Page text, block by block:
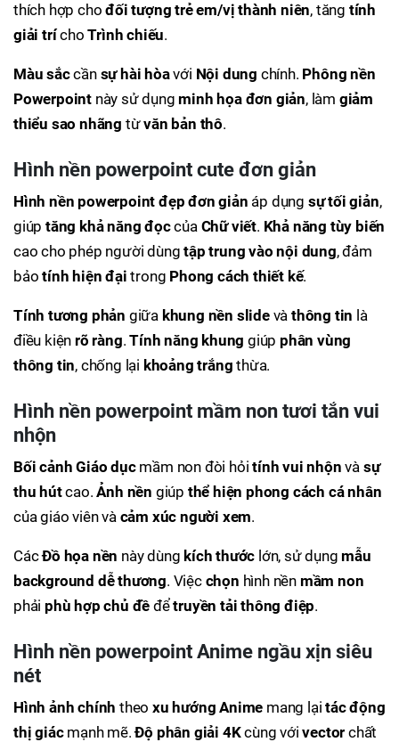
thích hợp chođối tượng trẻ em/vị thành niên, tăng tính
giải tríchoTrình chiếu.
Màu sắccần sự hài hòavới Nội dung chính. Phông nền
Powerpoint này sử dụng minh họa đơn giản, làm giảm
thiểu sao nhãng từvăn bản thô.
Hình nền powerpoint cute đơn giản
Hình nền powerpoint đẹp đơn giản áp dụng sự tối giản,
giúp tăng khả năng đọccủa Chữ viết. Khả năng tùy biến
cao cho phép người dùngtập trung vào nội dung, đảm
bảotính hiện đại trong Phong cách thiết kế.
Tính tương phản giữa khung nền slidevàthông tin là
điều kiện rõ ràng.Tính năng khung giúp phân vùng
thông tin, chống lại khoảng trắng thừa.
Hình nền powerpoint mầm non tươi tắn vui
nhộn
Bối cảnh Giáo dụcmầm non đòi hỏitính vui nhộn và sự
thu hútcao.Ảnh nền giúp thể hiện phong cách cá nhân
của giáo viên và cảm xúc người xem.
CácĐồ họa nền này dùng kích thước lớn, sử dụng mẫu
background dễ thương. Việc chọn hình nền mầm non
phải phù hợp chủ đề đểtruyền tải thông điệp.
Hình nền powerpoint Anime ngầu xịn siêu
nét
Hình ảnh chính theoxu hướng Anime mang lạitác động
thị giácmạnh mẽ.Độ phân giải 4Kcùng vớivector chất